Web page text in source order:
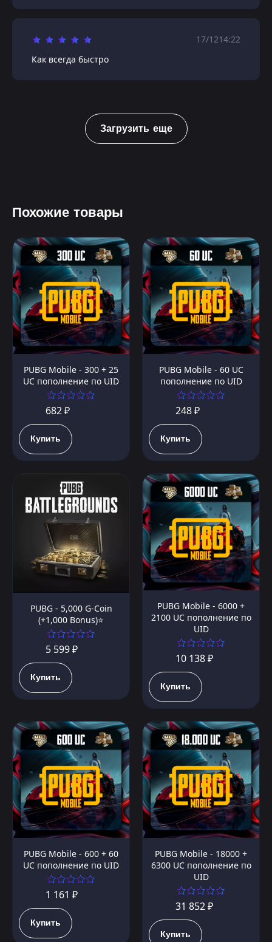
17/1214:22
Как всегда быстро
Загрузить еще
Похожие товары
PUBG Mobile - 300 + 25
UC пополнение по UID
682 ₽
Купить
PUBG Mobile - 60 UC
пополнение по UID
248 ₽
Купить
PUBG - 5,000 G-Coin
(+1,000 Bonus)⭐️
5 599 ₽
Купить
PUBG Mobile - 6000 +
2100 UC пополнение по
UID
10 138 ₽
Купить
PUBG Mobile - 600 + 60
UC пополнение по UID
1 161 ₽
Купить
PUBG Mobile - 18000 +
6300 UC пополнение по
UID
31 852 ₽
Купить